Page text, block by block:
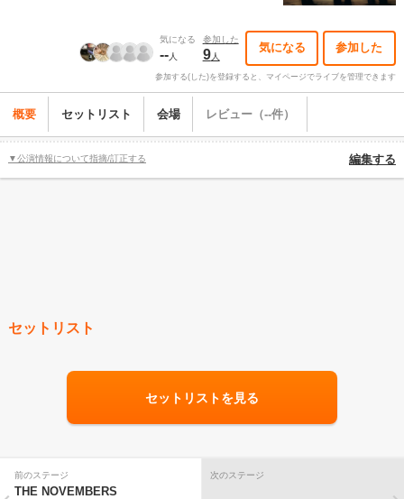
気になる
--人
参加した
9人
気になる 参加した
参加する(した)を登録すると、マイページでライブを管理できます
概要 セットリスト 会場 レビュー（--件）
▼公演情報について指摘/訂正する 編集する
セットリスト
セットリストを見る
前のステージ
THE NOVEMBERS
次のステージ